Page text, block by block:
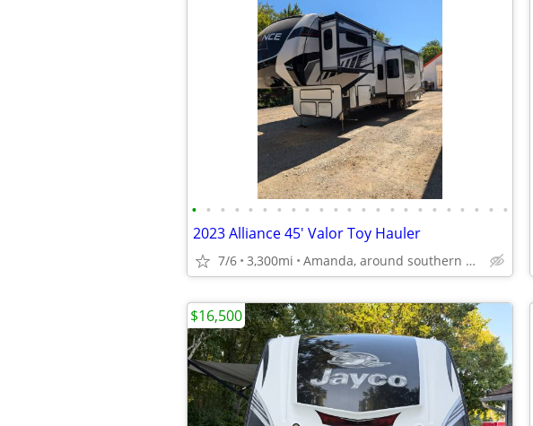
• • • • • • • • • • • • • • • • • • • • • • •
2023 Alliance 45' Valor Toy Hauler
7/6 3,300mi Amanda, around southern Oh
$16,500